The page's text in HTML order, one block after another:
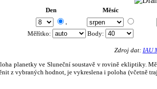
Den Měsíc
.
Měřítko: Body:
Zdroj dat: IAU
planetky ve Sluneční soustavě v rovině
z vybraných hodnot, je vykreslena i poloha (včetně